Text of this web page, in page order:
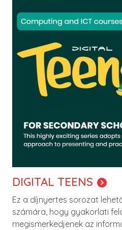
DIGITAL TEENS
Ez a díjnyertes sorozat
számára, hogy gyakorlati
megismerkedjenek az